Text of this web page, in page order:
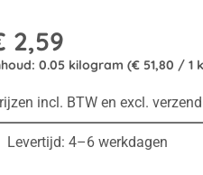
2,59
0.05 kilogram (€ 51,80 / 1
incl. BTW en excl.
Levertijd: 4–6 werkdagen